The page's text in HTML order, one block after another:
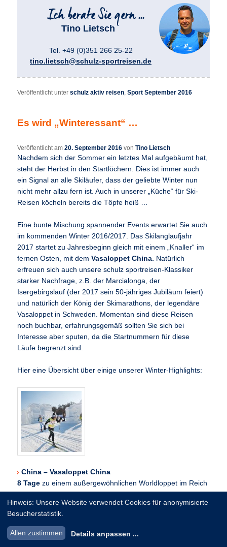
Tino Lietsch
Tel. +49 (0)351 266 25-22
tino.lietsch@schulz-sportreisen.de
Veröffentlicht unter schulz aktiv reisen,Sport September 2016
Es wird „Winteressant“ …
Veröffentlicht am20. September 2016 vonTino Lietsch
Nachdem sich der Sommer ein letztes Mal aufgebäumt hat,
steht der Herbst in den Startlöchern. Dies ist immer auch
ein Signal an alle Skiläufer, dass der geliebte Winter nun
nicht mehr allzu fern ist. Auch in unserer „Küche“ für Ski-
Reisen köcheln bereits die Töpfe heiß …
Eine bunte Mischung spannender Events erwartet Sie auch
im kommenden Winter 2016/2017. Das Skilanglaufjahr
2017 startet zu Jahresbeginn gleich mit einem „Knaller“ im
fernen Osten, mit demVasaloppet China. Natürlich
erfreuen sich auch unsere schulz sportreisen-Klassiker
starker Nachfrage, z.B. der Marcialonga, der
Isergebirgslauf (der 2017 sein 50-jähriges Jubiläum feiert)
und natürlich der König der Skimarathons, der legendäre
Vasaloppet in Schweden. Momentan sind diese Reisen
noch buchbar, erfahrungsgemäß sollten Sie sich bei
Interesse aber sputen, da die Startnummern für diese
Läufe begrenzt sind.
Hier eine Übersicht über einige unserer Winter-Highlights:
China – Vasaloppet China
8 Tage zu einem außergewöhnlichen Worldloppet im Reich
in Schweden ist das größte Skilanglauf-Event in China. Wir
bieten Ihnen neben dem Event selbst auch ein buntes
Rahmenprogramm, u.a. mit Peking und der großen Mauer.
Termin:01.01. – 08.01.17 (14 Anmeldungen, Restplätze
Hinweis: Unsere Website verwendet Cookies für anonymisierte
Besucherstatistik.
Allen zustimmen Details anpassen ...